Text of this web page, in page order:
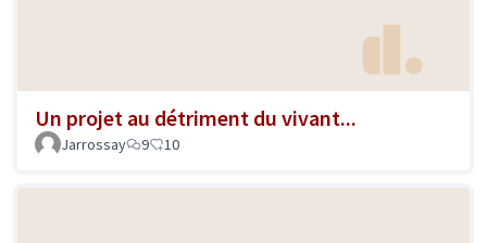
Un projet au détriment du vivant...
Jarrossay 9 10